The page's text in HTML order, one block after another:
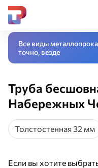
Главная
Все виды
точно, везде
Труба
Набережных
Толстостенная 32 мм
Если вы хотите